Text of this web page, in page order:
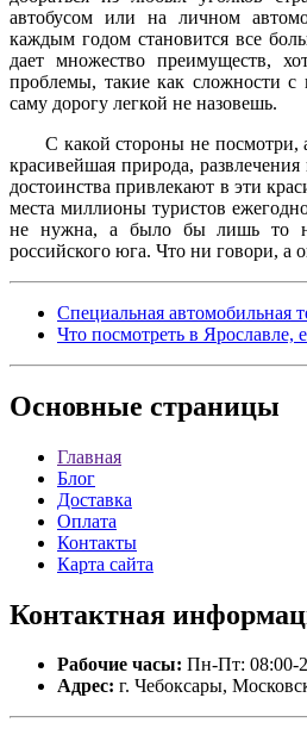
автобусом или на личном
каждым годом становится все
дает множество преимуществ,
проблемы, такие как сложности с
саму дорогу легкой не назовешь.
С какой стороны не посмотри,
красивейшая природа,
достоинства привлекают в эти
места миллионы туристов
не нужна, а было бы лишь то
российского юга. Что ни говори, а
Специальная автомобильная
Что посмотреть в Ярославле,
Основные страницы
Главная
Блог
Доставка
Оплата
Контакты
Карта сайта
Контактная
Рабочие часы: Пн-Пт: 08:00-
Адрес: г. Чебоксары,